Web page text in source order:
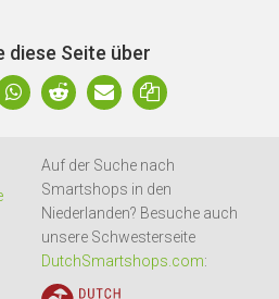
diese Seite über
Auf der Suche nach
Smartshops in den
Niederlanden? Besuche auch
unsere Schwesterseite
DutchSmartshops.com: